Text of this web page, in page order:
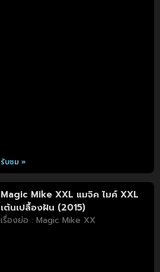
รับชม »
Magic Mike XXL แมจิค ไมค์ XXL
เต้นเปลื้องฝัน (2015)
เรื่องย่อ : Magic Mike XX